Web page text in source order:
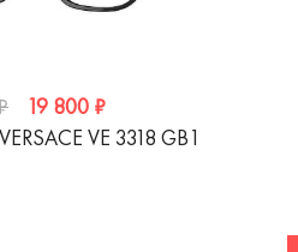
19 800 ₽
VE 3318 GB1